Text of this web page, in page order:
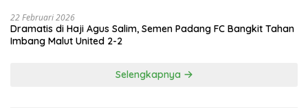
22 Februari 2026
Dramatis di Haji Agus Salim, Semen Padang FC Bangkit Tahan
Imbang Malut United 2-2
Selengkapnya